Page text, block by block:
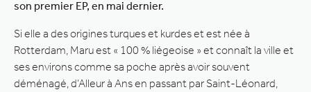
son premier EP, en mai dernier.
Si elle a des origines turques et kurdes et est née à
Rotterdam, Maru est « 100 % liégeoise » et connaît la ville et
ses environs comme sa poche après avoir souvent
déménagé, d’Alleur à Ans en passant par Saint-Léonard,